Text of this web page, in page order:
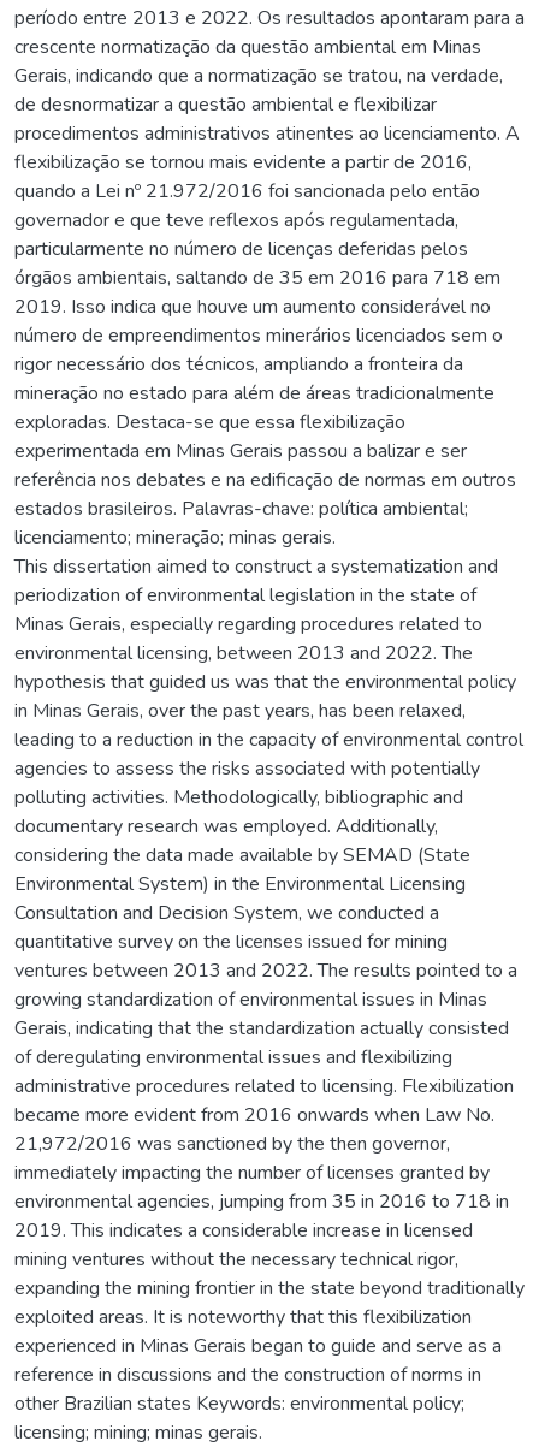
período entre 2013 e 2022. Os resultados apontaram para a
crescente normatização da questão ambiental em Minas
Gerais, indicando que a normatização se tratou, na verdade,
de desnormatizar a questão ambiental e flexibilizar
procedimentos administrativos atinentes ao licenciamento. A
flexibilização se tornou mais evidente a partir de 2016,
quando a Lei nº 21.972/2016 foi sancionada pelo então
governador e que teve reflexos após regulamentada,
particularmente no número de licenças deferidas pelos
órgãos ambientais, saltando de 35 em 2016 para 718 em
2019. Isso indica que houve um aumento considerável no
número de empreendimentos minerários licenciados sem o
rigor necessário dos técnicos, ampliando a fronteira da
mineração no estado para além de áreas tradicionalmente
exploradas. Destaca-se que essa flexibilização
experimentada em Minas Gerais passou a balizar e ser
referência nos debates e na edificação de normas em outros
estados brasileiros. Palavras-chave: política ambiental;
licenciamento; mineração; minas gerais.
This dissertation aimed to construct a systematization and
periodization of environmental legislation in the state of
Minas Gerais, especially regarding procedures related to
environmental licensing, between 2013 and 2022. The
hypothesis that guided us was that the environmental policy
in Minas Gerais, over the past years, has been relaxed,
leading to a reduction in the capacity of environmental control
agencies to assess the risks associated with potentially
polluting activities. Methodologically, bibliographic and
documentary research was employed. Additionally,
considering the data made available by SEMAD (State
Environmental System) in the Environmental Licensing
Consultation and Decision System, we conducted a
quantitative survey on the licenses issued for mining
ventures between 2013 and 2022. The results pointed to a
growing standardization of environmental issues in Minas
Gerais, indicating that the standardization actually consisted
of deregulating environmental issues and flexibilizing
administrative procedures related to licensing. Flexibilization
became more evident from 2016 onwards when Law No.
21,972/2016 was sanctioned by the then governor,
immediately impacting the number of licenses granted by
environmental agencies, jumping from 35 in 2016 to 718 in
2019. This indicates a considerable increase in licensed
mining ventures without the necessary technical rigor,
expanding the mining frontier in the state beyond traditionally
exploited areas. It is noteworthy that this flexibilization
experienced in Minas Gerais began to guide and serve as a
reference in discussions and the construction of norms in
other Brazilian states Keywords: environmental policy;
licensing; mining; minas gerais.